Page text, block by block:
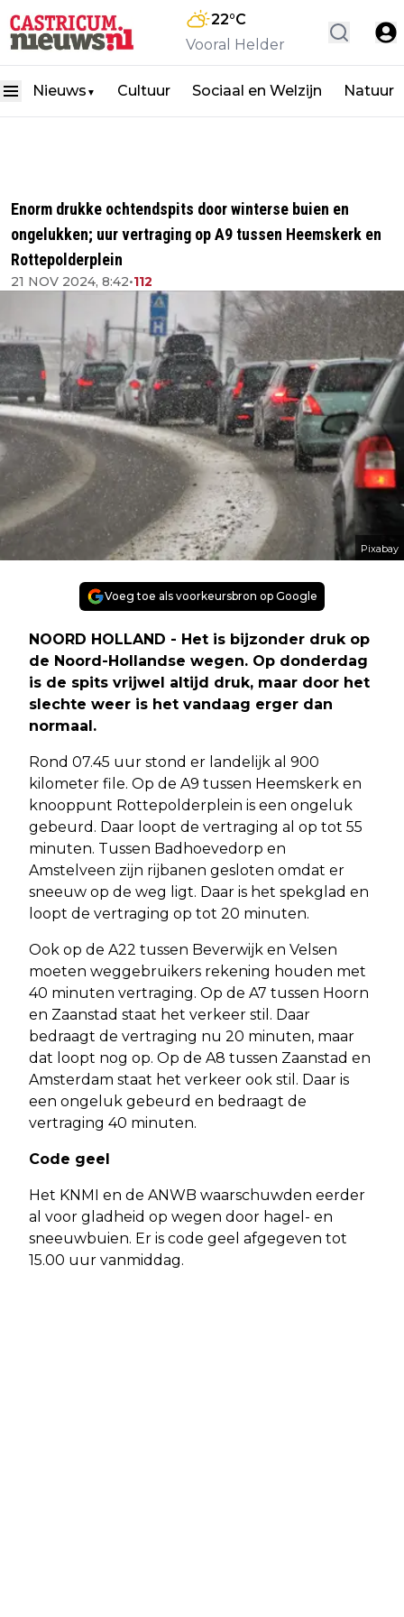
22°C
Vooral Helder
Nieuws ▼ Cultuur Sociaal en Welzijn Natuur
Enorm drukke ochtendspits door winterse buien en
ongelukken; uur vertraging op A9 tussen Heemskerk en
Rottepolderplein
21 NOV 2024, 8:42•112
Pixabay
Voeg toe als voorkeursbron op Google
NOORD HOLLAND - Het is bijzonder druk op
de Noord-Hollandse wegen. Op donderdag
is de spits vrijwel altijd druk, maar door het
slechte weer is het vandaag erger dan
normaal.
Rond 07.45 uur stond er landelijk al 900
kilometer file. Op de A9 tussen Heemskerk en
knooppunt Rottepolderplein is een ongeluk
gebeurd. Daar loopt de vertraging al op tot 55
minuten. Tussen Badhoevedorp en
Amstelveen zijn rijbanen gesloten omdat er
sneeuw op de weg ligt. Daar is het spekglad en
loopt de vertraging op tot 20 minuten.
Ook op de A22 tussen Beverwijk en Velsen
moeten weggebruikers rekening houden met
40 minuten vertraging. Op de A7 tussen Hoorn
en Zaanstad staat het verkeer stil. Daar
bedraagt de vertraging nu 20 minuten, maar
dat loopt nog op. Op de A8 tussen Zaanstad en
Amsterdam staat het verkeer ook stil. Daar is
een ongeluk gebeurd en bedraagt de
vertraging 40 minuten.
Code geel
Het KNMI en de ANWB waarschuwden eerder
al voor gladheid op wegen door hagel- en
sneeuwbuien. Er is code geel afgegeven tot
15.00 uur vanmiddag.